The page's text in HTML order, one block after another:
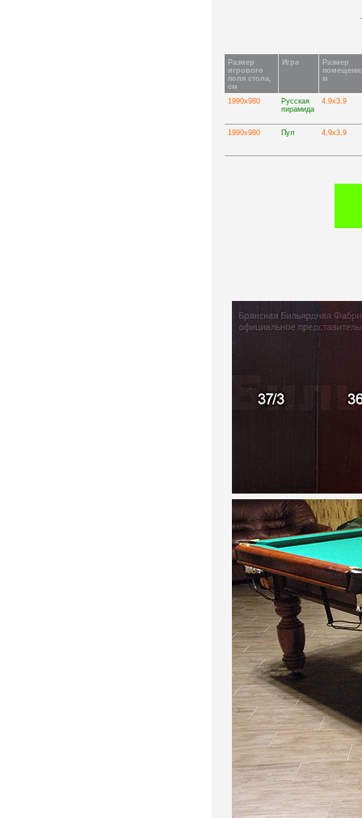
Размер
игрового
поля стола,
см
Игра
Размер
м
1990х980
Русская
пирамида
4,9х3,9
1990х980 Пул 4,9х3,9